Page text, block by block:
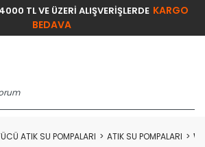
TL VE ÜZERİ ALIŞVERİŞLERDE KARGO
BEDAVA
ATIK SU POMPALARI ATIK SU POMPALARI